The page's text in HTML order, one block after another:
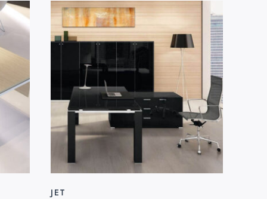
JET